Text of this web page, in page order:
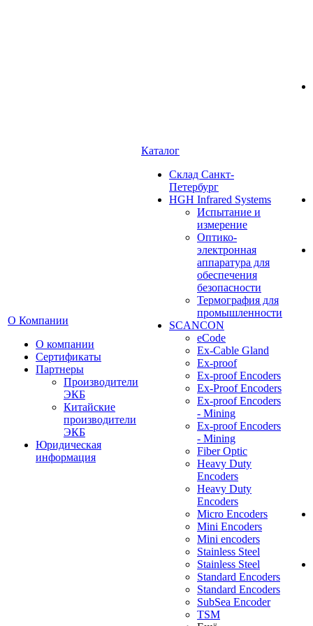
О Компании
О компании
Сертификаты
Партнеры
Производители
ЭКБ
Китайские
производители
ЭКБ
Юридическая
информация
Каталог
Cклад Санкт-
Петербург
HGH Infrared Systems
Испытание и
измерение
Оптико-
электронная
аппаратура для
обеспечения
безопасности
Термография для
промышленности
SCANCON
eCode
Ex-Cable Gland
Ex-proof
Ex-proof Encoders
Ex-Proof Encoders
Ex-proof Encoders
- Mining
Ex-proof Encoders
- Mining
Fiber Optic
Heavy Duty
Encoders
Heavy Duty
Encoders
Micro Encoders
Mini Encoders
Mini encoders
Stainless Steel
Stainless Steel
Standard Encoders
Standard Encoders
SubSea Encoder
TSM